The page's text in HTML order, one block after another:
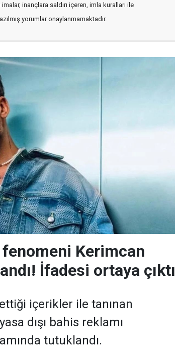
inançlara saldırı içeren, imla kuralları ile
yorumlar onaylanmamaktadır.
Kerimcan
İfadesi ortaya çıktı
içerikler ile tanınan
dışı bahis reklamı
tutuklandı.